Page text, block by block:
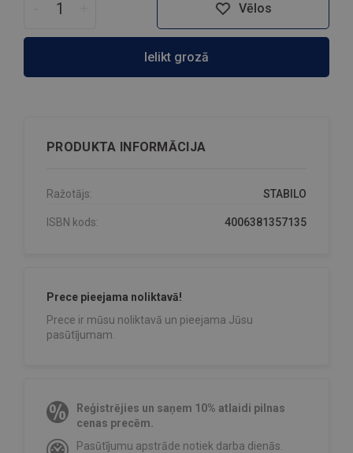
Vēlos
Ielikt grozā
PRODUKTA INFORMĀCIJA
Ražotājs: STABILO
ISBN kods: 4006381357135
Prece pieejama noliktavā!
Prece ir mūsu noliktavā un pieejama Jūsu
pasūtījumam.
Reģistrējies un saņem 10% atlaidi pilnas
cenas precēm.
Pasūtījumu apstrāde notiek darba dienās.